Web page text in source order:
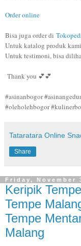
Order online
Bisa juga order di
Untuk katalog produk
Untuk testimoni, bisa
Thank you 💕💕
#asinanbogor
#oleholehbogor
Tataratara Online
Share
Friday, November
Keripik
Tempe
Tempe
Malang